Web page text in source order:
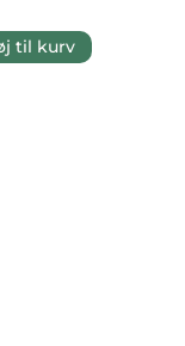
til kurv